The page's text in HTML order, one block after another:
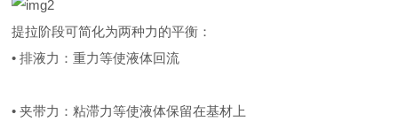
提拉阶段可简化为两种力的平衡：
• 排液力：重力等使液体回流
• 夹带力：粘滞力等使液体保留在基材上